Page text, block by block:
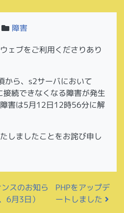
障害
ェブをご利用くださりあり
ら、s2サーバにおいて
続できなくなる障害が発生
害は5月12日12時56分に解
しましたことをお詫び申し
ション
スのお知ら
6月3日）
PHPをアップデ
ートしました